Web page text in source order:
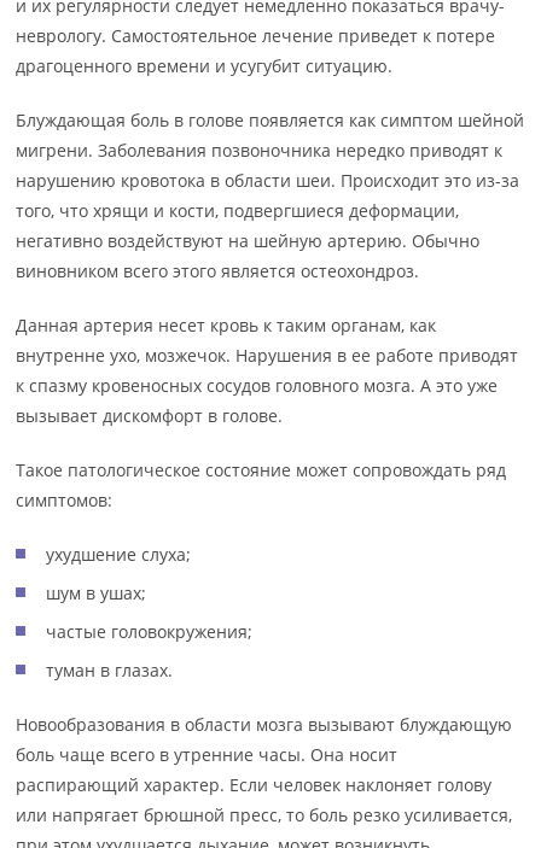
и их регулярности следует немедленно показаться врачу-
неврологу. Самостоятельное лечение приведет к потере
драгоценного времени и усугубит ситуацию.
Блуждающая боль в голове появляется как симптом шейной
мигрени. Заболевания позвоночника нередко приводят к
нарушению кровотока в области шеи. Происходит это из-за
того, что хрящи и кости, подвергшиеся деформации,
негативно воздействуют на шейную артерию. Обычно
виновником всего этого является остеохондроз.
Данная артерия несет кровь к таким органам, как
внутренне ухо, мозжечок. Нарушения в ее работе приводят
к спазму кровеносных сосудов головного мозга. А это уже
вызывает дискомфорт в голове.
Такое патологическое состояние может сопровождать ряд
симптомов:
ухудшение слуха;
шум в ушах;
частые головокружения;
туман в глазах.
Новообразования в области мозга вызывают блуждающую
боль чаще всего в утренние часы. Она носит
распирающий характер. Если человек наклоняет голову
или напрягает брюшной пресс, то боль резко усиливается,